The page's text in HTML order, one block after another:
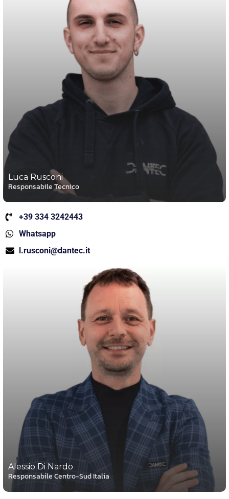
Luca Rusconi
Responsabile Tecnico
+39 334 3242443
Whatsapp
l.rusconi@dantec.it
Alessio Di Nardo
Responsabile Centro-Sud Italia